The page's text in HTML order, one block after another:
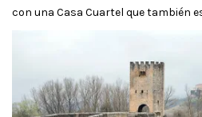
con una Casa Cuartel que también